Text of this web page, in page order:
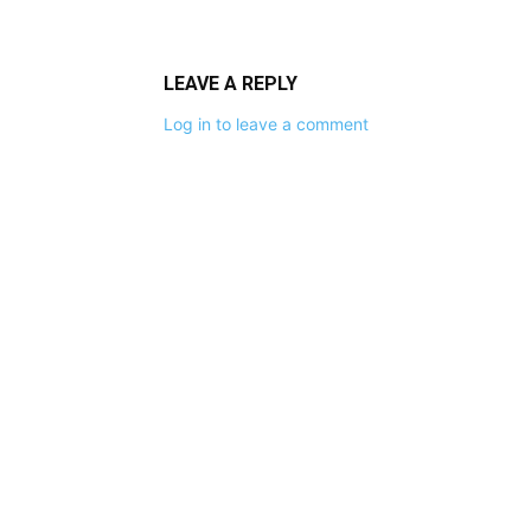
LEAVE A REPLY
Log in to leave a comment